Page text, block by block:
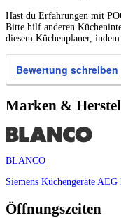
Hast du Erfahrungen mit
Bitte hilf anderen
diesem Küchenplaner,
Bewertung schreiben
Marken &
BLANCO
Siemens Küchengeräte AEG
Öffnungszeiten